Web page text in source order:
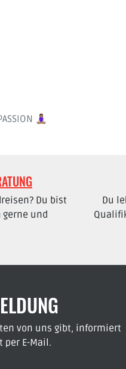
🧘🏽‍♀️
Du bist
gerne und
Du
von uns gibt, informiert
per E-Mail.